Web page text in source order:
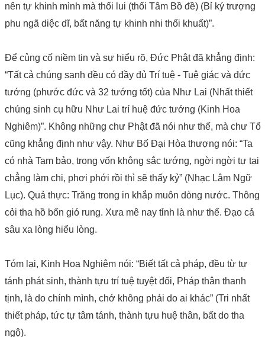
nên tự khinh mình mà thối lui (thối Tâm Bồ đề) (Bỉ ký trượng
phu ngã diệc dĩ, bất năng tự khinh nhi thối khuất)”.
Để củng cố niềm tin và sự hiểu rõ, Đức Phật đã khẳng định:
“Tất cả chúng sanh đều có đầy đủ Trí tuệ - Tuệ giác và đức
tướng (phước đức và 32 tướng tốt) của Như Lai (Nhất thiết
chúng sinh cụ hữu Như Lai trí huệ đức tướng (Kinh Hoa
Nghiêm)”. Không những chư Phật đã nói như thế, mà chư Tổ
cũng khẳng định như vậy. Như Bố Đại Hòa thượng nói: “Ta
có nhà Tam bảo, trong vốn không sắc tướng, ngời ngời tự tại
chẳng làm chi, phơi phới rồi thì sẽ thấy kỷ” (Nhạc Lâm Ngữ
Lục). Quả thực: Trăng trong in khắp muôn dòng nước. Thông
cỏi tha hồ bốn gió rung. Xưa mê nay tỉnh là như thế. Đạo cả
sâu xa lòng hiểu lòng.
Tóm lại, Kinh Hoa Nghiêm nói: “Biết tất cả pháp, đều từ tự
tánh phát sinh, thành tựu trí tuệ tuyệt đối, Pháp thân thanh
tịnh, là do chính mình, chớ không phải do ai khác” (Tri nhất
thiết pháp, tức tự tâm tánh, thành tựu huệ thân, bất do tha
ngộ).